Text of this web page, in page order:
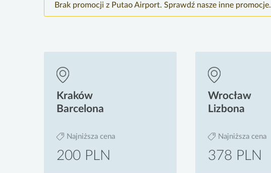
Brak promocji z Putao Airport. Sprawdź nasze inne promocje.
Kraków
Barcelona
Najniższa cena
200 PLN
Wrocław
Lizbona
Najniższa cena
378 PLN